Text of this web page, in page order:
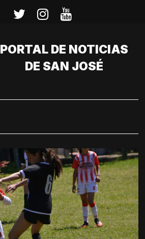
PORTAL DE NOTICIAS
DE SAN JOSÉ